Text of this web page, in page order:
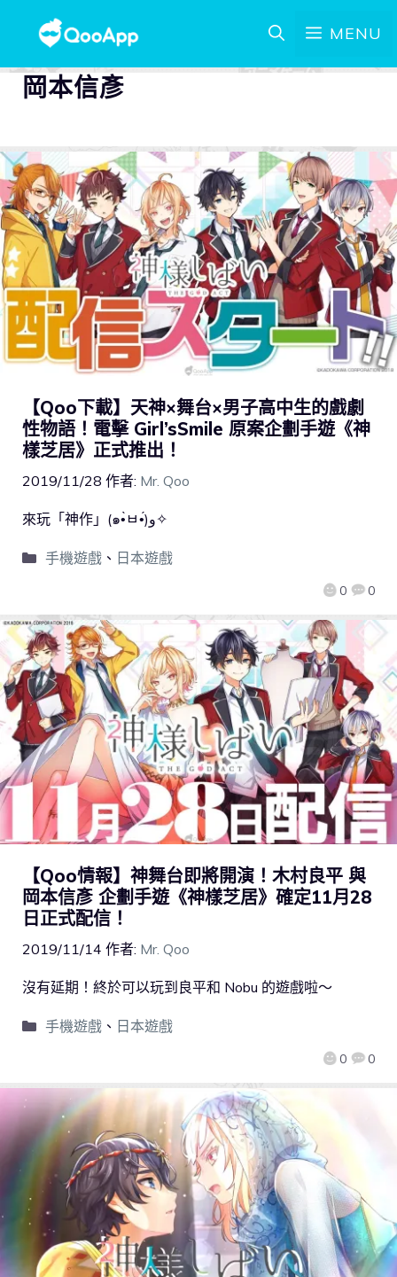
MENU
岡本信彥
【Qoo下載】天神×舞台×男子高中生的戲劇
性物語！電擊 Girl’sSmile 原案企劃手遊《神
樣芝居》正式推出！
2019/11/28 作者: Mr. Qoo
0 0
來玩「神作」(๑•̀ㅂ•́)و✧
手機遊戲、 日本遊戲
【Qoo情報】神舞台即將開演！木村良平 與
岡本信彥 企劃手遊《神樣芝居》確定11月28
日正式配信！
2019/11/14 作者: Mr. Qoo
0 0
沒有延期！終於可以玩到良平和 Nobu 的遊戲啦～
手機遊戲、 日本遊戲